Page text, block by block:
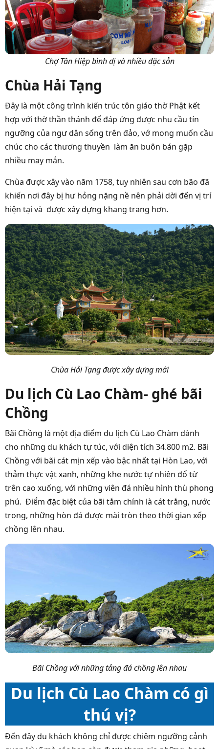
Chợ Tân Hiệp bình dị và nhiều đặc sản
Chùa Hải Tạng
Đây là một công trình kiến trúc tôn giáo thờ Phật kết
hợp với thờ thần thánh để đáp ứng được nhu cầu tín
ngưỡng của ngư dân sống trên đảo, vớ mong muốn cầu
chúc cho các thương thuyền làm ăn buôn bán gặp
nhiều may mắn.
Chùa được xây vào năm 1758, tuy nhiên sau cơn bão đã
khiến nơi đây bị hư hỏng nặng nề nên phải dời đến vị trí
hiện tại và được xây dựng khang trang hơn.
Chùa Hải Tạng được xây dựng mới
Du lịch Cù Lao Chàm- ghé bãi
Chồng
Bãi Chồng là một địa điểm du lịch Cù Lao Chàm dành
cho những du khách tự túc, với diện tích 34.800 m2. Bãi
Chồng với bãi cát mịn xếp vào bậc nhất tại Hòn Lao, với
thảm thực vật xanh, những khe nước tự nhiên đổ từ
trên cao xuống, với những viên đá nhiều hình thù phong
phú. Điểm đặc biệt của bãi tắm chính là cát trắng, nước
trong, những hòn đá được mài tròn theo thời gian xếp
chồng lên nhau.
Bãi Chồng với những tảng đá chồng lên nhau
Du lịch Cù Lao Chàm có gì
thú vị?
Đến đây du khách không chỉ được chiêm ngưỡng cảnh